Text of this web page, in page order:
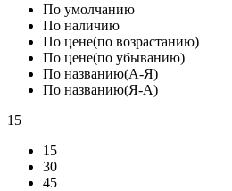
По умолчанию
По наличию
По цене(по возрастанию)
По цене(по убыванию)
По названию(А-Я)
По названию(Я-А)
15
15
30
45